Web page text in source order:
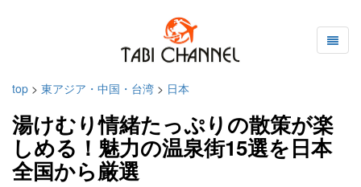
top > 東アジア・中国・台湾 > 日本
湯けむり情緒たっぷりの散策が楽
しめる！魅力の温泉街15選を日本
全国から厳選